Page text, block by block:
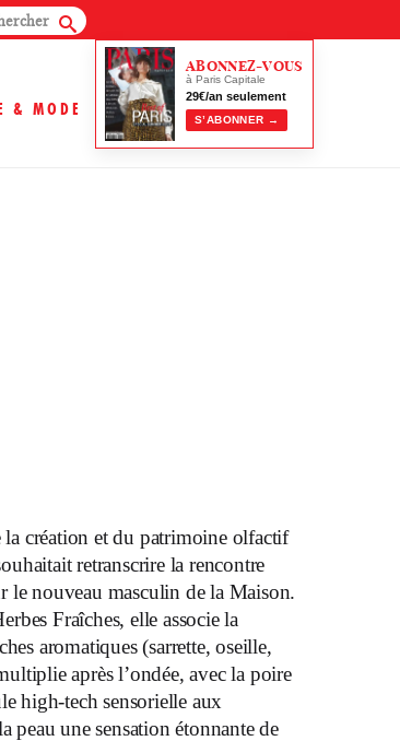
& MODE
ABONNEZ-VOUS
à Paris Capitale
29€/an seulement
S’ABONNER →
création et du patrimoine olfactif
retranscrire la rencontre
le nouveau masculin de la Maison.
Fraîches, elle associe la
aromatiques (sarrette, oseille,
après l’ondée, avec la poire
high-tech sensorielle aux
peau une sensation étonnante de